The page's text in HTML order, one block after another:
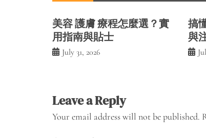
美容 護膚 療程怎麼選？實
用指南與貼士
July 31, 2026
搞
與
Leave a Reply
Your email address will not be published.